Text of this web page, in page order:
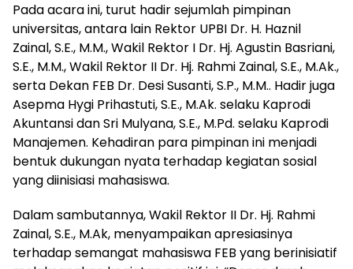
Pada acara ini, turut hadir sejumlah pimpinan
universitas, antara lain Rektor UPBI Dr. H. Haznil
Zainal, S.E., M.M., Wakil Rektor I Dr. Hj. Agustin Basriani,
S.E., M.M., Wakil Rektor II Dr. Hj. Rahmi Zainal, S.E., M.Ak.,
serta Dekan FEB Dr. Desi Susanti, S.P., M.M.. Hadir juga
Asepma Hygi Prihastuti, S.E., M.Ak. selaku Kaprodi
Akuntansi dan Sri Mulyana, S.E., M.Pd. selaku Kaprodi
Manajemen. Kehadiran para pimpinan ini menjadi
bentuk dukungan nyata terhadap kegiatan sosial
yang diinisiasi mahasiswa.
Dalam sambutannya, Wakil Rektor II Dr. Hj. Rahmi
Zainal, S.E., M.Ak, menyampaikan apresiasinya
terhadap semangat mahasiswa FEB yang berinisiatif